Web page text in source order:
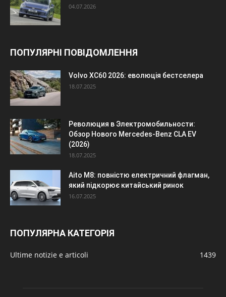
04.07.2026
ПОПУЛЯРНІ ПОВІДОМЛЕННЯ
Volvo XC60 2026: еволюція бестселера
18.07.2025
Революция в Электромобильности:
Обзор Нового Mercedes-Benz CLA EV
(2026)
18.07.2025
Aito M8: повністю електричний флагман,
який підкорює китайський ринок
16.07.2025
ПОПУЛЯРНА КАТЕГОРІЯ
Ultime notizie e articoli 1439